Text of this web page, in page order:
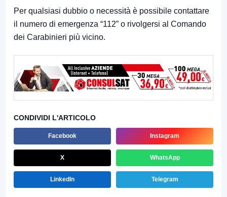
Per qualsiasi dubbio o necessità è possibile contattare
il numero di emergenza “112” o rivolgersi al Comando
dei Carabinieri più vicino.
CONDIVIDI L'ARTICOLO
Facebook Instagram
X WhatsApp
LinkedIn Telegram